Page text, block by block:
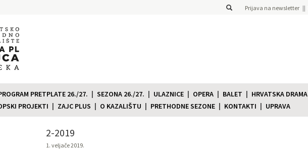
Prijava na newsletter
PRETPLATE 26./27. SEZONA 26./27. ULAZNICE OPERA BALET HRVATSKA DRAMA
PROJEKTI ZAJC PLUS O KAZALIŠTU PRETHODNE SEZONE KONTAKTI UPRAVA
2-2019
1. veljače 2019.